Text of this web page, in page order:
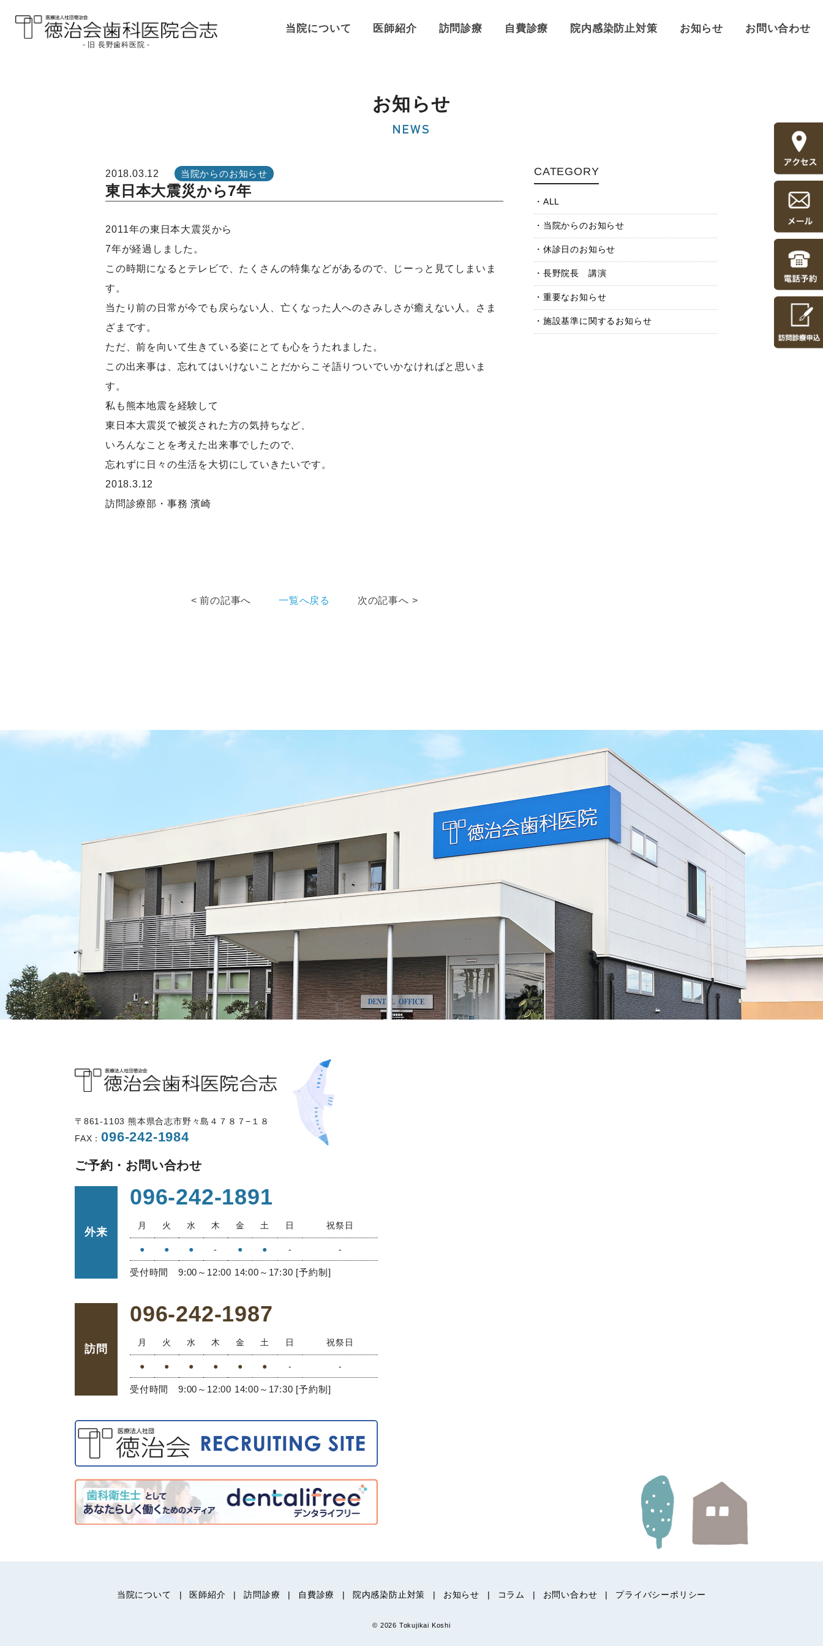
医療法人社団徳治会
- 旧 長野歯科医院 -
当院について 医師紹介 訪問診療 自費診療 院内感染防止対策 お知らせ お問い合わせ
お知らせ
NEWS
2018.03.12 当院からのお知らせ
東日本大震災から7年
2011年の東日本大震災から
7年が経過しました。
この時期になるとテレビで、たくさんの特集などがあるので、じーっと見てしまいま
す。
当たり前の日常が今でも戻らない人、亡くなった人へのさみしさが癒えない人。さま
ざまです。
ただ、前を向いて生きている姿にとても心をうたれました。
この出来事は、忘れてはいけないことだからこそ語りついでいかなければと思いま
す。
私も熊本地震を経験して
東日本大震災で被災された方の気持ちなど、
いろんなことを考えた出来事でしたので、
忘れずに日々の生活を大切にしていきたいです。
2018.3.12
訪問診療部・事務 濱崎
< 前の記事へ 一覧へ戻る 次の記事へ >
CATEGORY
ALL
当院からのお知らせ
休診日のお知らせ
長野院長 講演
重要なお知らせ
施設基準に関するお知らせ
〒861-1103 熊本県合志市野々島４７８７−１８
FAX：096-242-1984
ご予約・お問い合わせ
外来
096-242-1891
月 火 水 木 金 土 日 祝祭日
● ● ● - ● ● - -
受付時間 9:00～12:00 14:00～17:30 [予約制]
訪問
096-242-1987
月 火 水 木 金 土 日 祝祭日
● ● ● ● ● ● - -
受付時間 9:00～12:00 14:00～17:30 [予約制]
当院について 医師紹介 訪問診療 自費診療 院内感染防止対策 お知らせ コラム お問い合わせ プライバシーポリシー
© 2026 Tokujikai Koshi